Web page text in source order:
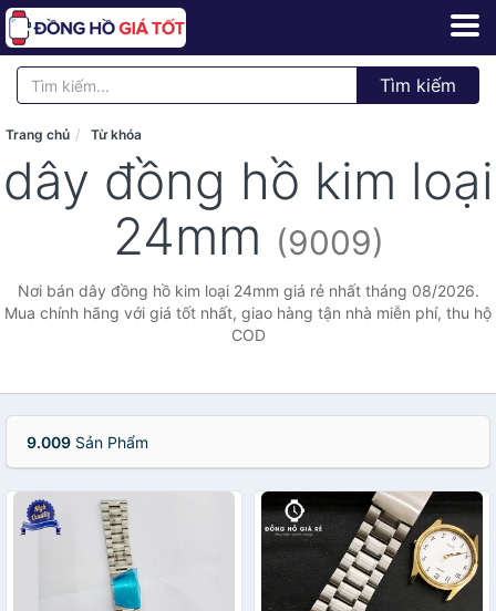
Tìm kiếm
Trang chủ Từ khóa
dây đồng hồ kim loại
24mm (9009)
Nơi bán dây đồng hồ kim loại 24mm giá rẻ nhất tháng 08/2026.
Mua chính hãng với giá tốt nhất, giao hàng tận nhà miễn phí, thu hộ
COD
9.009 Sản Phẩm